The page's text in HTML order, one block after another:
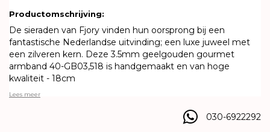
Productomschrijving:
De sieraden van Fjory vinden hun oorsprong bij een
fantastische Nederlandse uitvinding; een luxe juweel met
een zilveren kern. Deze 3.5mm geelgouden gourmet
armband 40-GB03,518 is handgemaakt en van hoge
kwaliteit - 18cm
Lees meer
030-6922292